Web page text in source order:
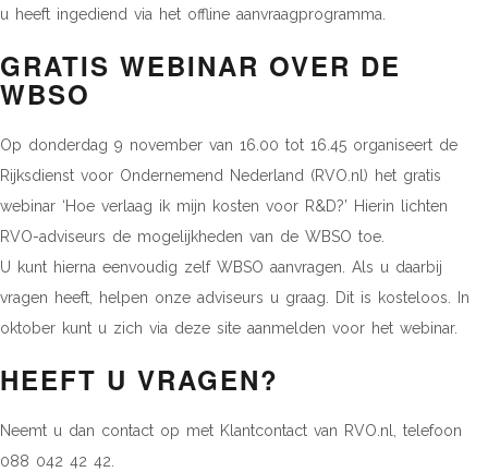
u heeft ingediend via het offline aanvraagprogramma.
GRATIS WEBINAR OVER DE
WBSO
Op donderdag 9 november van 16.00 tot 16.45 organiseert de
Rijksdienst voor Ondernemend Nederland (RVO.nl) het gratis
webinar ‘Hoe verlaag ik mijn kosten voor R&D?’ Hierin lichten
RVO-adviseurs de mogelijkheden van de WBSO toe.
U kunt hierna eenvoudig zelf WBSO aanvragen. Als u daarbij
vragen heeft, helpen onze adviseurs u graag. Dit is kosteloos. In
oktober kunt u zich via deze site aanmelden voor het webinar.
HEEFT U VRAGEN?
Neemt u dan contact op met Klantcontact van RVO.nl, telefoon
088 042 42 42.